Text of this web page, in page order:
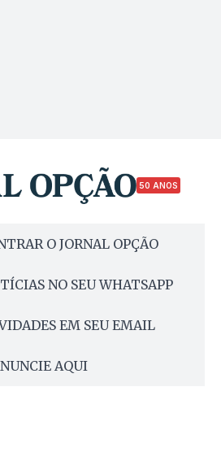
50 ANOS
O JORNAL OPÇÃO
NO SEU WHATSAPP
EM SEU EMAIL
AQUI